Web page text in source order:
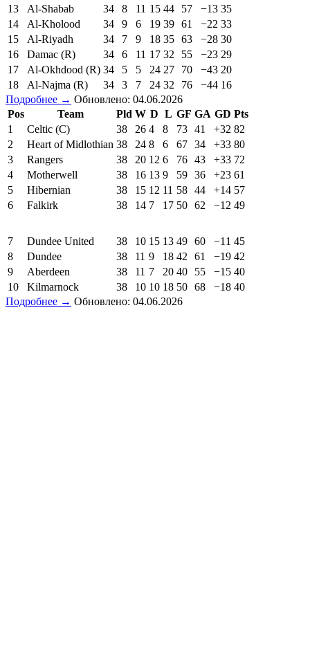
13
Al-Shabab 34 8 11 15 44 57 −13 35
14
Al-Kholood 34 9 6 19 39 61 −22 33
15
Al-Riyadh 34 7 9 18 35 63 −28 30
16
Damac (R) 34 6 11 17 32 55 −23 29
17
Al-Okhdood (R) 34 5 5 24 27 70 −43 20
18
Al-Najma (R) 34 3 7 24 32 76 −44 16
Подробнее → Обновлено: 04.06.2026
Pos
Team Pld W D L GF GA GD Pts
1
Celtic (C) 38 26 4 8 73 41 +32 82
2
Heart of Midlothian 38 24 8 6 67 34 +33 80
3
Rangers 38 20 12 6 76 43 +33 72
4
Motherwell 38 16 13 9 59 36 +23 61
5
Hibernian 38 15 12 11 58 44 +14 57
6
Falkirk 38 14 7 17 50 62 −12 49
7 Dundee United 38 10 15 13 49 60 −11 45
8
Dundee 38 11 9 18 42 61 −19 42
9
Aberdeen 38 11 7 20 40 55 −15 40
10
Kilmarnock 38 10 10 18 50 68 −18 40
Подробнее → Обновлено: 04.06.2026